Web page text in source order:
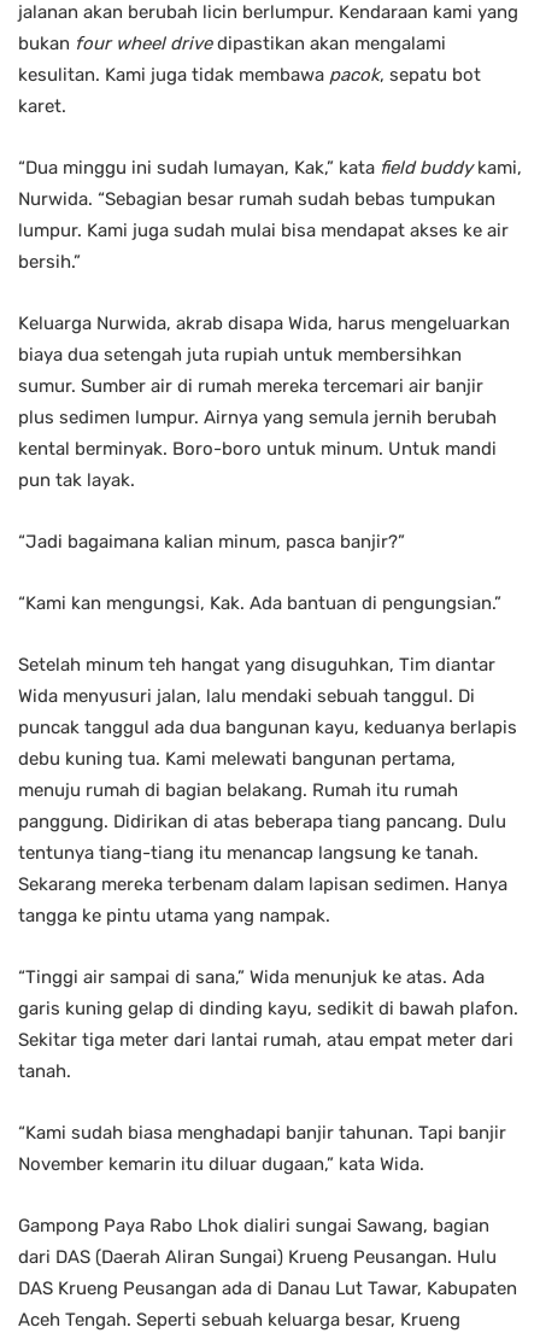
jalanan akan berubah licin berlumpur. Kendaraan kami yang
bukan four wheel drivedipastikan akan mengalami
kesulitan. Kami juga tidak membawa pacok, sepatu bot
karet.
“Dua minggu ini sudah lumayan, Kak,” kata field buddykami,
Nurwida. “Sebagian besar rumah sudah bebas tumpukan
lumpur. Kami juga sudah mulai bisa mendapat akses ke air
bersih.”
Keluarga Nurwida, akrab disapa Wida, harus mengeluarkan
biaya dua setengah juta rupiah untuk membersihkan
sumur. Sumber air di rumah mereka tercemari air banjir
plus sedimen lumpur. Airnya yang semula jernih berubah
kental berminyak. Boro-boro untuk minum. Untuk mandi
pun tak layak.
“Jadi bagaimana kalian minum, pasca banjir?”
“Kami kan mengungsi, Kak. Ada bantuan di pengungsian.”
Setelah minum teh hangat yang disuguhkan, Tim diantar
Wida menyusuri jalan, lalu mendaki sebuah tanggul. Di
puncak tanggul ada dua bangunan kayu, keduanya berlapis
debu kuning tua. Kami melewati bangunan pertama,
menuju rumah di bagian belakang. Rumah itu rumah
panggung. Didirikan di atas beberapa tiang pancang. Dulu
tentunya tiang-tiang itu menancap langsung ke tanah.
Sekarang mereka terbenam dalam lapisan sedimen. Hanya
tangga ke pintu utama yang nampak.
“Tinggi air sampai di sana,” Wida menunjuk ke atas. Ada
garis kuning gelap di dinding kayu, sedikit di bawah plafon.
Sekitar tiga meter dari lantai rumah, atau empat meter dari
tanah.
“Kami sudah biasa menghadapi banjir tahunan. Tapi banjir
November kemarin itu diluar dugaan,” kata Wida.
Gampong Paya Rabo Lhok dialiri sungai Sawang, bagian
dari DAS (Daerah Aliran Sungai) Krueng Peusangan. Hulu
DAS Krueng Peusangan ada di Danau Lut Tawar, Kabupaten
Aceh Tengah. Seperti sebuah keluarga besar, Krueng